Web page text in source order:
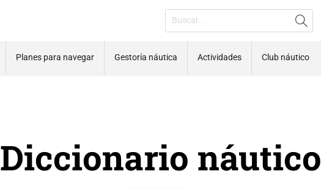
Planes para navegar Gestoría náutica Actividades Club náutico
Diccionario náutico